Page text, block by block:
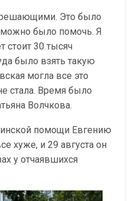
Это было
было помочь. Я
стоит 30 тысяч
было взять такую
могла все это
стала. Время было
Волчкова.
помощи Евгению
хуже, и 29 августа он
у отчаявшихся